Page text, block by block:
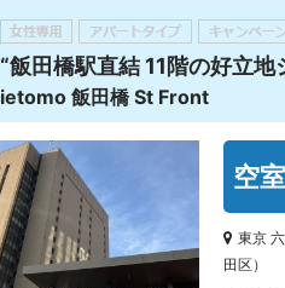
“飯田橋駅直結 11階の好立地
ietomo 飯田橋 St Front
空室
東京
田区）